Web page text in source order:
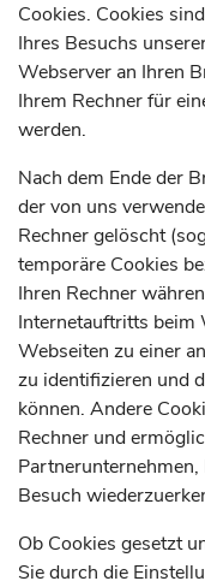
Cookies. Cookies
Ihres Besuchs
Webserver an Ihren
Ihrem Rechner für
werden.
Nach dem Ende der
der von uns
Rechner gelöscht
temporäre Cookies
Ihren Rechner
Internetauftritts beim
Webseiten zu einer
zu identifizieren und
können. Andere
Rechner und
Besuch
Ob Cookies gesetzt
Sie durch die